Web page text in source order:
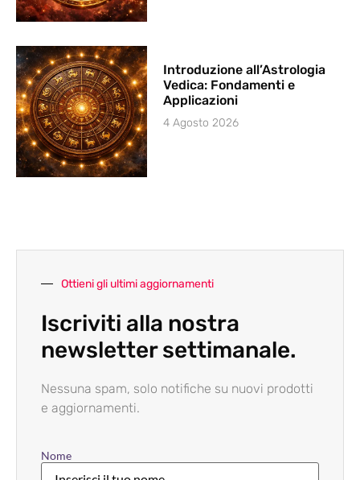
Introduzione all’Astrologia
Vedica: Fondamenti e
Applicazioni
4 Agosto 2026
Ottieni gli ultimi aggiornamenti
Iscriviti alla nostra
newsletter settimanale.
Nessuna spam, solo notifiche su nuovi prodotti
e aggiornamenti.
Nome